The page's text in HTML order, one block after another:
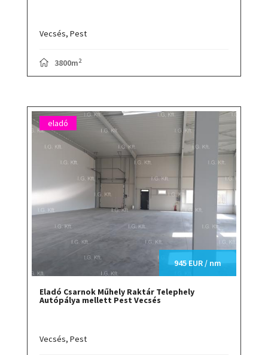
Vecsés, Pest
3800m2
eladó
945 EUR / nm
Eladó Csarnok Műhely Raktár Telephely
Autópálya mellett Pest Vecsés
Vecsés, Pest